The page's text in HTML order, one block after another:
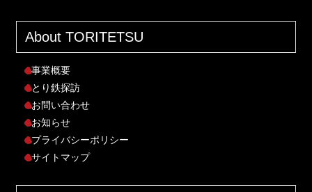
About TORITETSU
事業概要
とり鉄探訪
お問い合わせ
お知らせ
プライバシーポリシー
サイトマップ